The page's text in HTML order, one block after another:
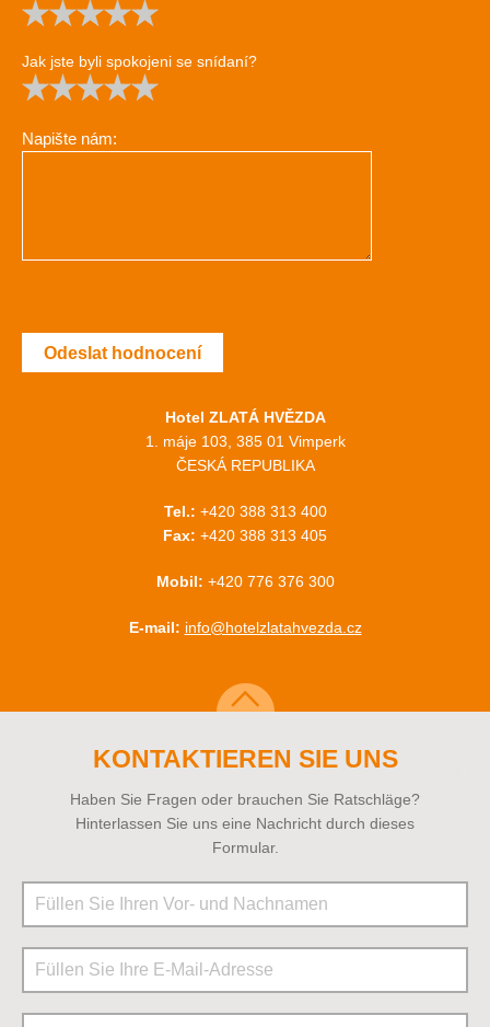
Jak jste byli spokojeni se snídaní?
Napište nám:
Odeslat hodnocení
Hotel ZLATÁ HVĚZDA
1. máje 103, 385 01 Vimperk
ČESKÁ REPUBLIKA
Tel.: +420 388 313 400
Fax: +420 388 313 405
Mobil: +420 776 376 300
E-mail: info@hotelzlatahvezda.cz
KONTAKTIEREN SIE UNS
Haben Sie Fragen oder brauchen Sie Ratschläge?
Hinterlassen Sie uns eine Nachricht durch dieses
Formular.